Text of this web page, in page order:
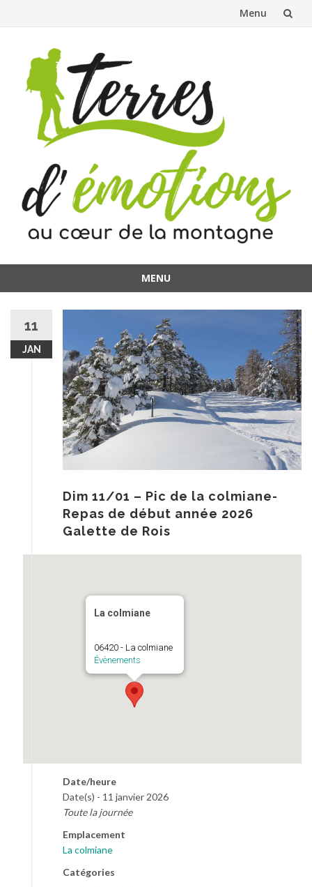
Menu
contenu
MENU
contenu
11
JAN
Dim 11/01 – Pic de la colmiane-
Repas de début année 2026
Galette de Rois
La colmiane
06420 - La colmiane
Évènements
Date/heure
Date(s) - 11 janvier 2026
Toute la journée
Emplacement
La colmiane
Catégories